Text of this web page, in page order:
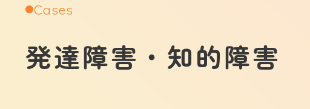
Cases
発達障害・知的障害